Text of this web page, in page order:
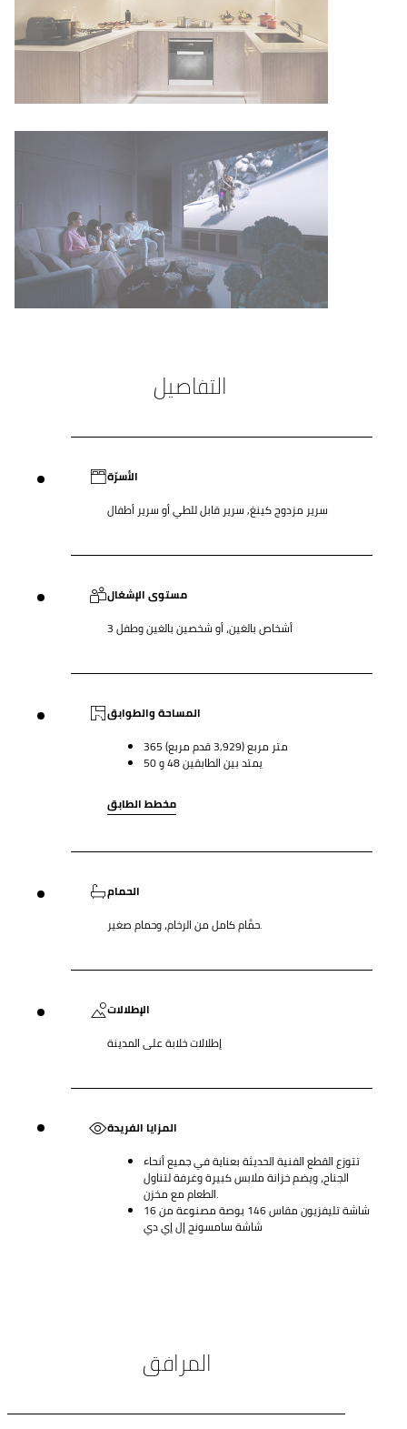
التفاصيل
الأسرّة
سرير مزدوج كينغ, سرير قابل للطي أو سرير أطفال
مستوى الإشغال
3 أشخاص بالغين، أو شخصين بالغين وطفل
المساحة والطوابق
365 متر مربع (3,929 قدم مربع)
يمتد بين الطابقين 48 و 50
مخطط الطابق
الحمام
حمَّام كامل من الرخام، وحمام صغير.
الإطلالات
إطلالات خلابة على المدينة
المزايا الفريدة
تتوزع القطع الفنية الحديثة بعناية في جميع أنحاء
الجناح، ويضم خزانة ملابس كبيرة وغرفة لتناول
الطعام مع مخزن.
شاشة تليفزيون مقاس 146 بوصة مصنوعة من 16
شاشة سامسونج إل إي دي
المرافق